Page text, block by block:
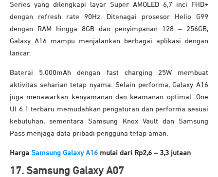
Series yang dilengkapi layar Super AMOLED 6,7 inci FHD+
dengan refresh rate 90Hz. Ditenagai prosesor Helio G99
dengan RAM hingga 8GB dan penyimpanan 128 – 256GB,
Galaxy A16 mampu menjalankan berbagai aplikasi dengan
lancar.
Baterai 5.000mAh dengan fast charging 25W membuat
aktivitas seharian tetap nyama. Selain performa, Galaxy A16
juga menawarkan kenyamanan dan keamanan optimal. One
UI 6.1 terbaru memudahkan pengaturan dan performa sesuai
kebutuhan, sementara Samsung Knox Vault dan Samsung
Pass menjaga data pribadi pengguna tetap aman.
Harga Samsung Galaxy A16 mulai dari Rp2,6 – 3,3 jutaan
17. Samsung Galaxy A07